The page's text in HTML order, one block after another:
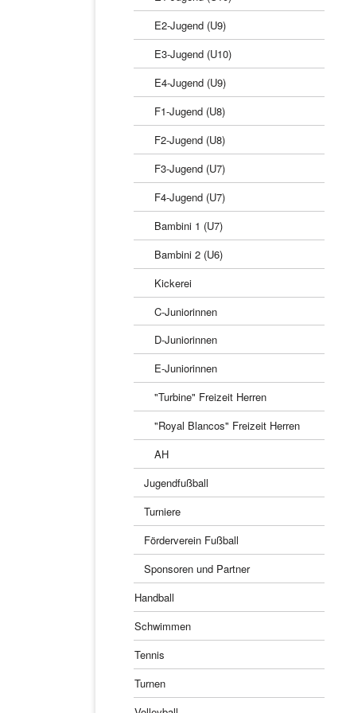
E2-Jugend (U9)
E3-Jugend (U10)
E4-Jugend (U9)
F1-Jugend (U8)
F2-Jugend (U8)
F3-Jugend (U7)
F4-Jugend (U7)
Bambini 1 (U7)
Bambini 2 (U6)
Kickerei
C-Juniorinnen
D-Juniorinnen
E-Juniorinnen
"Turbine" Freizeit Herren
"Royal Blancos" Freizeit Herren
AH
Jugendfußball
Turniere
Förderverein Fußball
Sponsoren und Partner
Handball
Schwimmen
Tennis
Turnen